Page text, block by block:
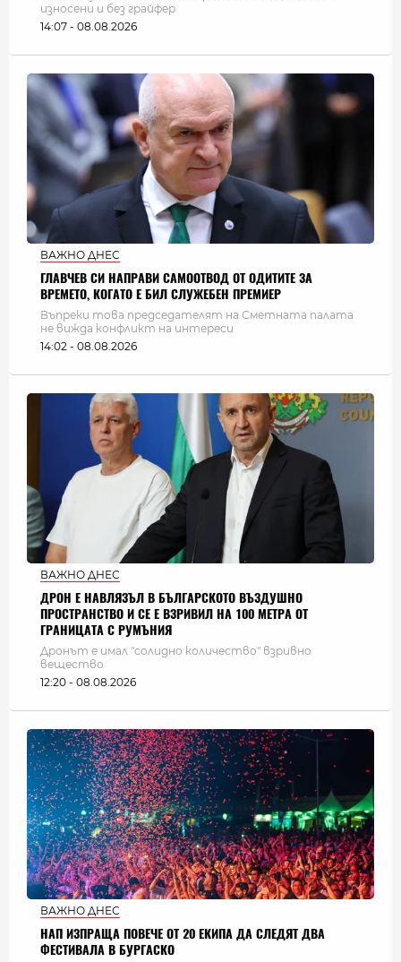
износени и без грайфер
14:07 - 08.08.2026
ВАЖНО ДНЕС
ГЛАВЧЕВ СИ НАПРАВИ САМООТВОД ОТ ОДИТИТЕ ЗА
ВРЕМЕТО, КОГАТО Е БИЛ СЛУЖЕБЕН ПРЕМИЕР
Въпреки това председателят на Сметната палата
не вижда конфликт на интереси
14:02 - 08.08.2026
ВАЖНО ДНЕС
ДРОН Е НАВЛЯЗЪЛ В БЪЛГАРСКОТО ВЪЗДУШНО
ПРОСТРАНСТВО И СЕ Е ВЗРИВИЛ НА 100 МЕТРА ОТ
ГРАНИЦАТА С РУМЪНИЯ
Дронът е имал "солидно количество" взривно
вещество
12:20 - 08.08.2026
ВАЖНО ДНЕС
НАП ИЗПРАЩА ПОВЕЧЕ ОТ 20 ЕКИПА ДА СЛЕДЯТ ДВА
ФЕСТИВАЛА В БУРГАСКО